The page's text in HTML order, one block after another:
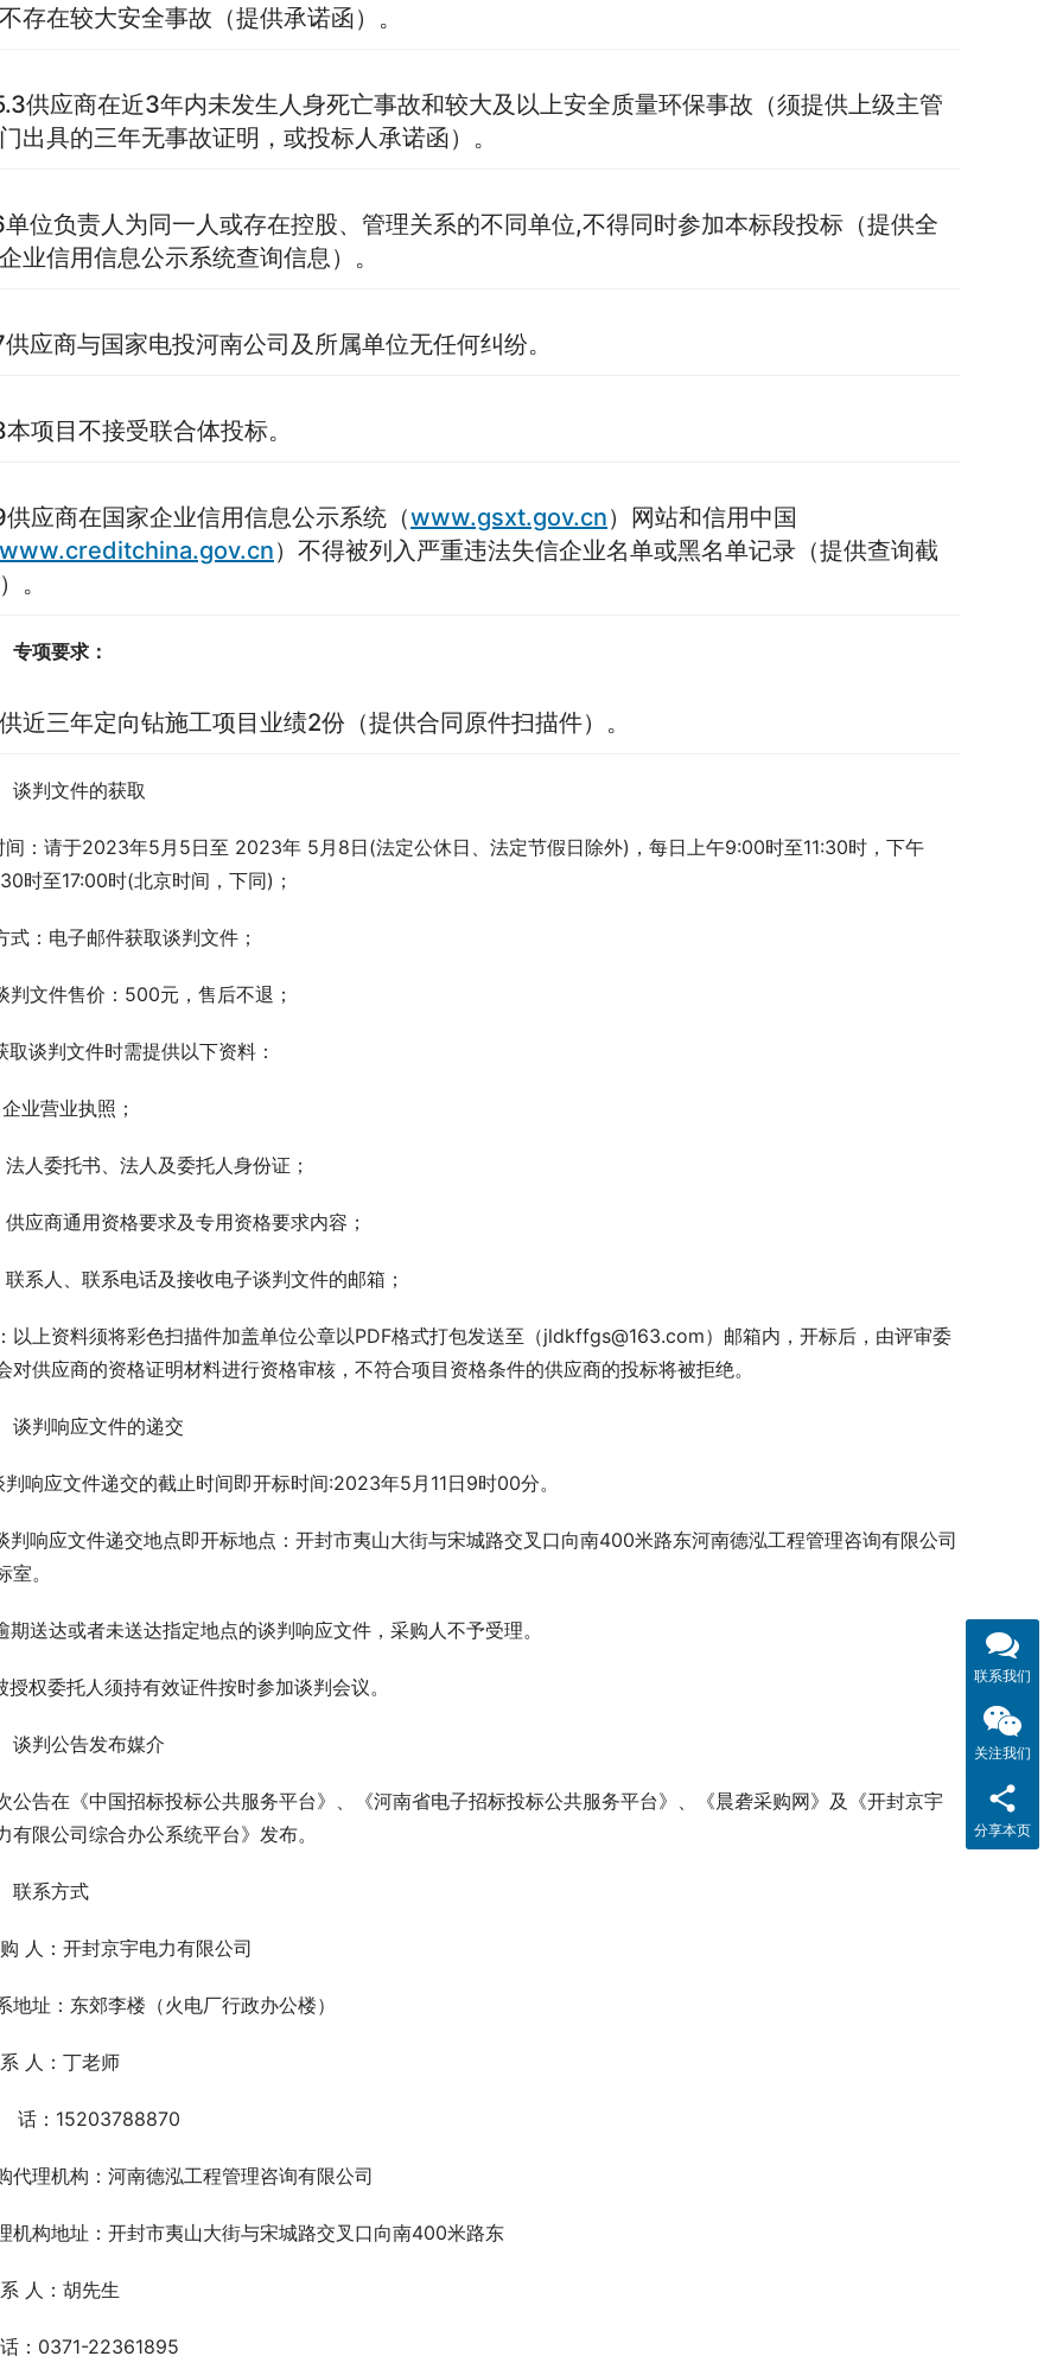
存在较大安全事故（提供承诺函）。
供应商在近3年内未发生人身死亡事故和较大及以上安全质量环保事故（须提供上级主管
出具的三年无事故证明，或投标人承诺函）。
单位负责人为同一人或存在控股、管理关系的不同单位,不得同时参加本标段投标（提供全
业信用信息公示系统查询信息）。
供应商与国家电投河南公司及所属单位无任何纠纷。
本项目不接受联合体投标。
供应商在国家企业信用信息公示系统（www.gsxt.gov.cn）网站和信用中国
www.creditchina.gov.cn）不得被列入严重违法失信企业名单或黑名单记录（提供查询截
。
专项要求：
近三年定向钻施工项目业绩2份（提供合同原件扫描件）。
谈判文件的获取
间：请于2023年5月5日至 2023年 5月8日(法定公休日、法定节假日除外)，每日上午9:00时至11:30时，下午
时至17:00时(北京时间，下同)；
式：电子邮件获取谈判文件；
判文件售价：500元，售后不退；
取谈判文件时需提供以下资料：
业营业执照；
法人委托书、法人及委托人身份证；
供应商通用资格要求及专用资格要求内容；
联系人、联系电话及接收电子谈判文件的邮箱；
以上资料须将彩色扫描件加盖单位公章以PDF格式打包发送至（jldkffgs@163.com）邮箱内，开标后，由评审委
对供应商的资格证明材料进行资格审核，不符合项目资格条件的供应商的投标将被拒绝。
谈判响应文件的递交
判响应文件递交的截止时间即开标时间:2023年5月11日9时00分。
判响应文件递交地点即开标地点：开封市夷山大街与宋城路交叉口向南400米路东河南德泓工程管理咨询有限公司
室。
期送达或者未送达指定地点的谈判响应文件，采购人不予受理。
授权委托人须持有效证件按时参加谈判会议。
谈判公告发布媒介
公告在《中国招标投标公共服务平台》、《河南省电子招标投标公共服务平台》、《晨砻采购网》及《开封京宇
有限公司综合办公系统平台》发布。
联系方式
人：开封京宇电力有限公司
地址：东郊李楼（火电厂行政办公楼）
人：丁老师
话：15203788870
代理机构：河南德泓工程管理咨询有限公司
机构地址：开封市夷山大街与宋城路交叉口向南400米路东
人：胡先生
：0371-22361895
联系我们
关注我们
分享本页